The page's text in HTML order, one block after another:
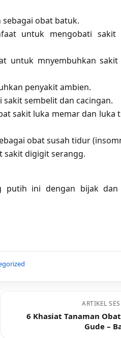
obat batuk.
untuk mengobati sakit
untuk mnyembuhkan sakit
penyakit ambien.
sembelit dan cacingan.
sakit luka memar dan luka
obat susah tidur
sakit digigit serangg.
putih ini dengan bijak dan
ARTIKEL
6 Khasiat Tanaman
Gude –